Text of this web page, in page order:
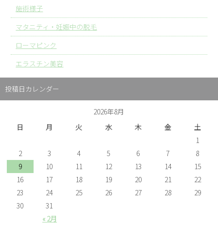
施術様子
マタニティ・妊娠中の脱毛
ローマピンク
エラスチン美容
投稿日カレンダー
2026年8月
日
月 火 水 木 金 土
« 2月
1
2
3 4 5 6 7
8
9
10 11 12 13 14
15
16
17 18 19 20 21
22
23
24 25 26 27 28
29
30
31